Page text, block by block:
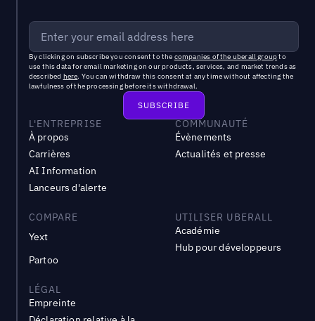
By clicking on subscribe you consent to the companies of the uberall groupto
use this data for email marketing on our products, services, and market trends as
described here. You can withdraw this consent at any time without affecting the
lawfulness of the processing before its withdrawal.
L'ENTREPRISE
À propos
Carrières
AI Information
Lanceurs d'alerte
COMMUNAUTÉ
Évènements
Actualités et presse
COMPARE
Yext
Partoo
UTILISER UBERALL
Académie
Hub pour développeurs
LÉGAL
Empreinte